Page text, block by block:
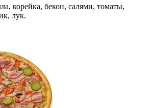
корейка, бекон, салями, томаты,
лук.